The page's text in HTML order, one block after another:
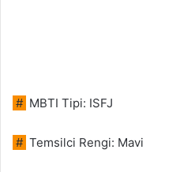
# MBTI Tipi: ISFJ
# Temsilci Rengi: Mavi